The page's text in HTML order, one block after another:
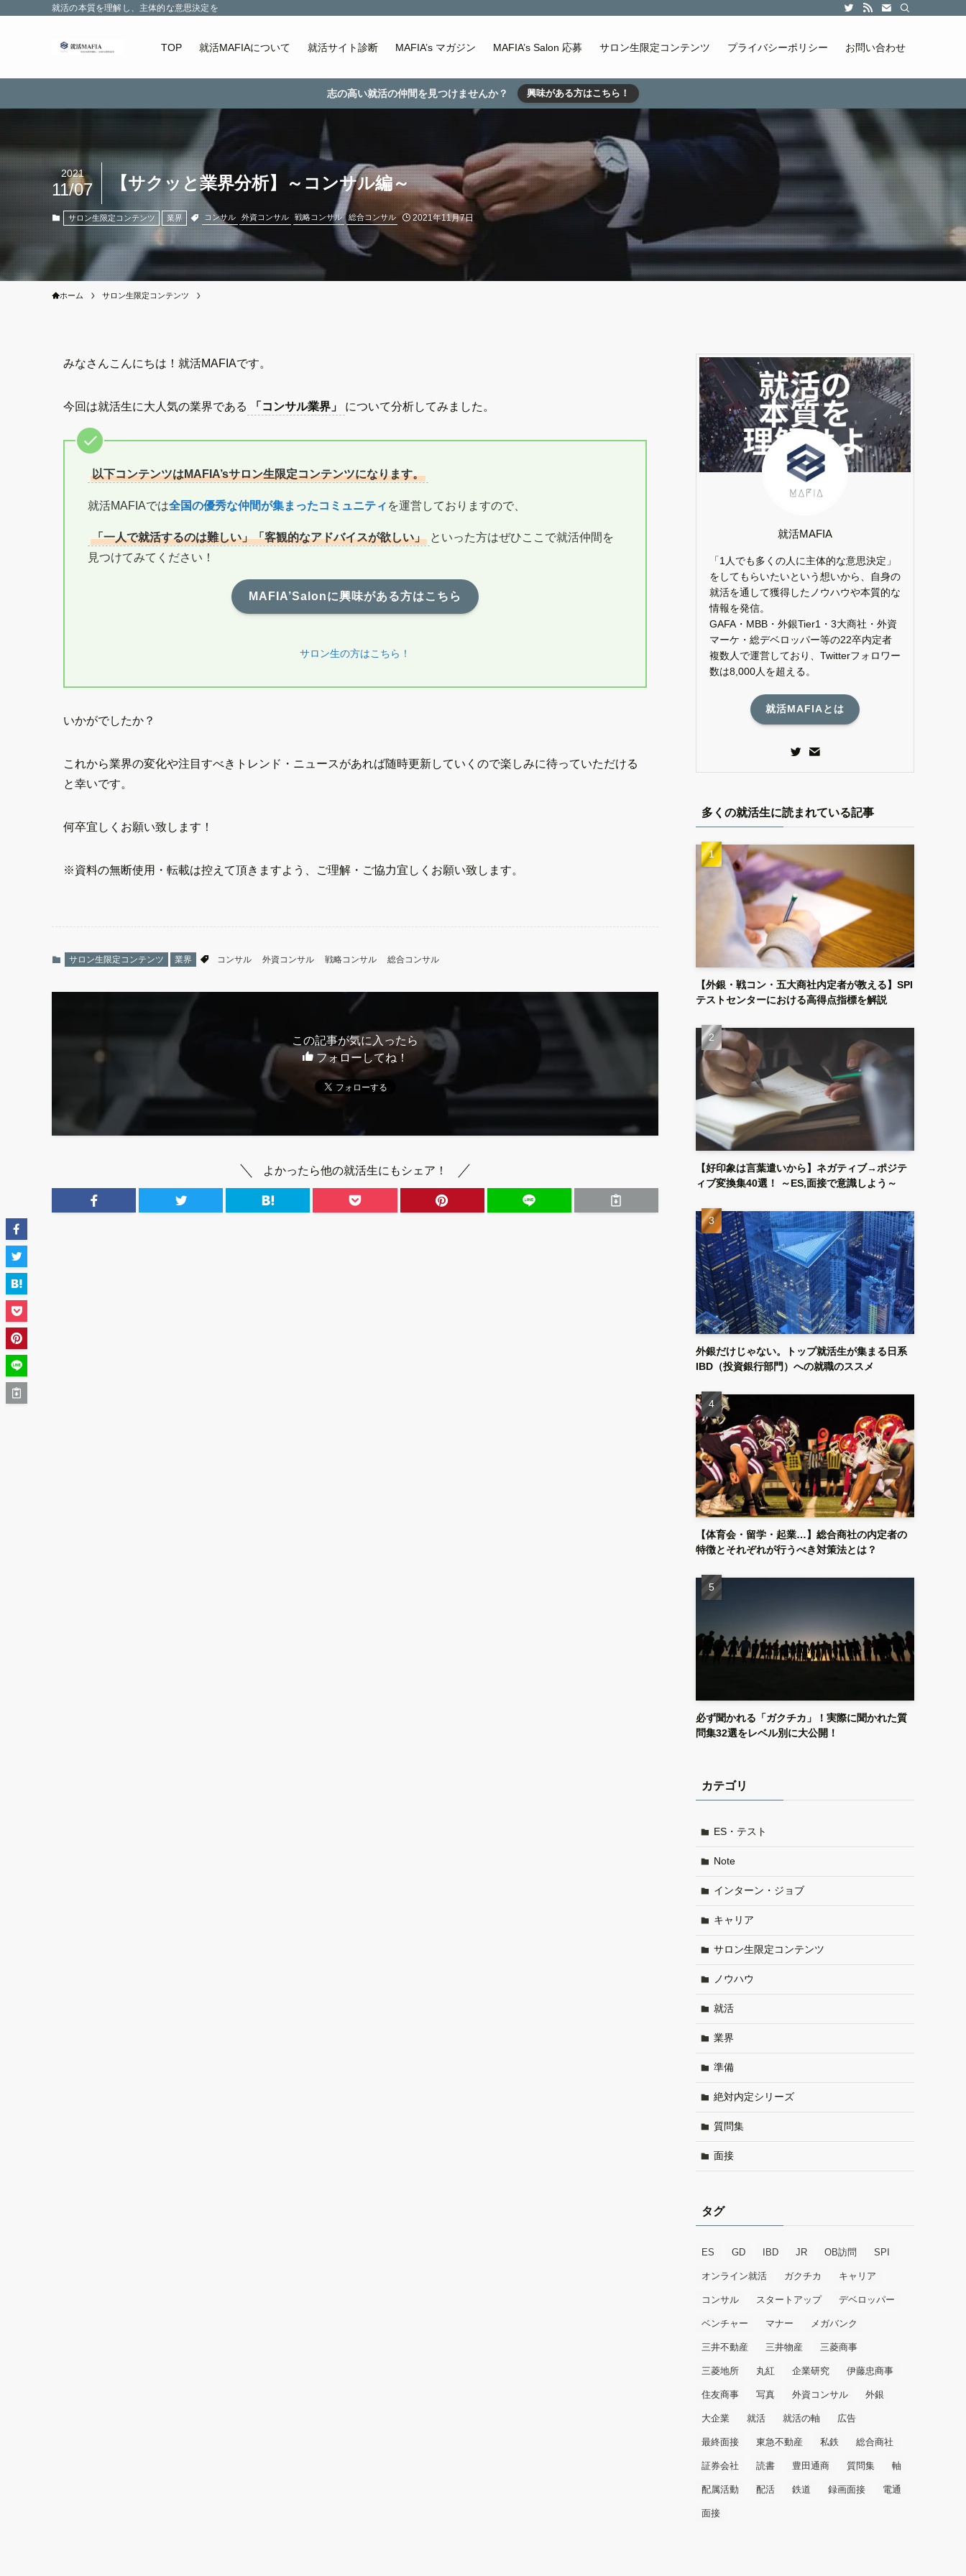
就活の本質を理解し、主体的な意思決定を
TOP 就活MAFIAについて 就活サイト診断 MAFIA’s マガジン MAFIA’s Salon 応募 サロン生限定コンテンツ プライバシーポリシー お問い合わせ
志の高い就活の仲間を見つけませんか？ 興味がある方はこちら！
【サクッと業界分析】～コンサル編～
2021
11/07
サロン生限定コンテンツ 業界 コンサル 外資コンサル 戦略コンサル 総合コンサル 2021年11月7日
ホーム サロン生限定コンテンツ
みなさんこんにちは！就活MAFIAです。
今回は就活生に大人気の業界である 「コンサル業界」 について分析してみました。
以下コンテンツはMAFIA’sサロン生限定コンテンツになります。
就活MAFIAでは全国の優秀な仲間が集まったコミュニティ を運営しておりますので、
「一人で就活するのは難しい」「客観的なアドバイスが欲しい」 といった方はぜひここで就活仲間を
見つけてみてください！
MAFIA’Salonに興味がある方はこちら
サロン生の方はこちら！
いかがでしたか？
これから業界の変化や注目すべきトレンド・ニュースがあれば随時更新していくので楽しみに待っていただける
と幸いです。
何卒宜しくお願い致します！
※資料の無断使用・転載は控えて頂きますよう、ご理解・ご協力宜しくお願い致します。
サロン生限定コンテンツ 業界 コンサル 外資コンサル 戦略コンサル 総合コンサル
この記事が気に入ったら
フォローしてね！
よかったら他の就活生にもシェア！
就活MAFIA
「1人でも多くの人に主体的な意思決定」
をしてもらいたいという想いから、自身の
就活を通して獲得したノウハウや本質的な
情報を発信。
GAFA・MBB・外銀Tier1・3大商社・外資
マーケ・総デベロッパー等の22卒内定者
複数人で運営しており、Twitterフォロワー
数は8,000人を超える。
就活MAFIAとは
多くの就活生に読まれている記事
【外銀・戦コン・五大商社内定者が教える】SPI
テストセンターにおける高得点指標を解説
【好印象は言葉遣いから】ネガティブ→ポジテ
ィブ変換集40選！ ～ES,面接で意識しよう～
外銀だけじゃない。トップ就活生が集まる日系
IBD（投資銀行部門）への就職のススメ
【体育会・留学・起業…】総合商社の内定者の
特徴とそれぞれが行うべき対策法とは？
必ず聞かれる「ガクチカ」！実際に聞かれた質
問集32選をレベル別に大公開！
カテゴリ
ES・テスト
Note
インターン・ジョブ
キャリア
サロン生限定コンテンツ
ノウハウ
就活
業界
準備
絶対内定シリーズ
質問集
面接
タグ
ES GD IBD JR OB訪問 SPI
オンライン就活 ガクチカ キャリア
コンサル スタートアップ デベロッパー
ベンチャー マナー メガバンク
三井不動産 三井物産 三菱商事
三菱地所 丸紅 企業研究 伊藤忠商事
住友商事 写真 外資コンサル 外銀
大企業 就活 就活の軸 広告
最終面接 東急不動産 私鉄 総合商社
証券会社 読書 豊田通商 質問集 軸
配属活動 配活 鉄道 録画面接 電通
面接